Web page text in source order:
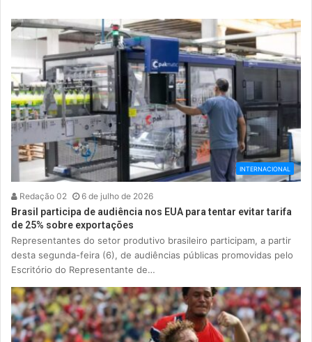
INTERNACIONAL
Redação 02 6 de julho de 2026
Brasil participa de audiência nos EUA para tentar evitar tarifa
de 25% sobre exportações
Representantes do setor produtivo brasileiro participam, a partir
desta segunda-feira (6), de audiências públicas promovidas pelo
Escritório do Representante de…